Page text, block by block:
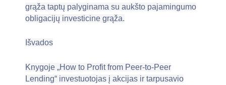
grąža taptų palyginama su aukšto pajamingumo
obligacijų investicine grąža.
Išvados
Knygoje „How to Profit from Peer-to-Peer
Lending“ investuotojas į akcijas ir tarpusavio